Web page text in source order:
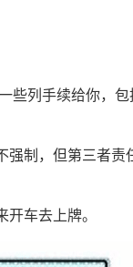
些列手续给你，
制，但第三者
车去上牌。